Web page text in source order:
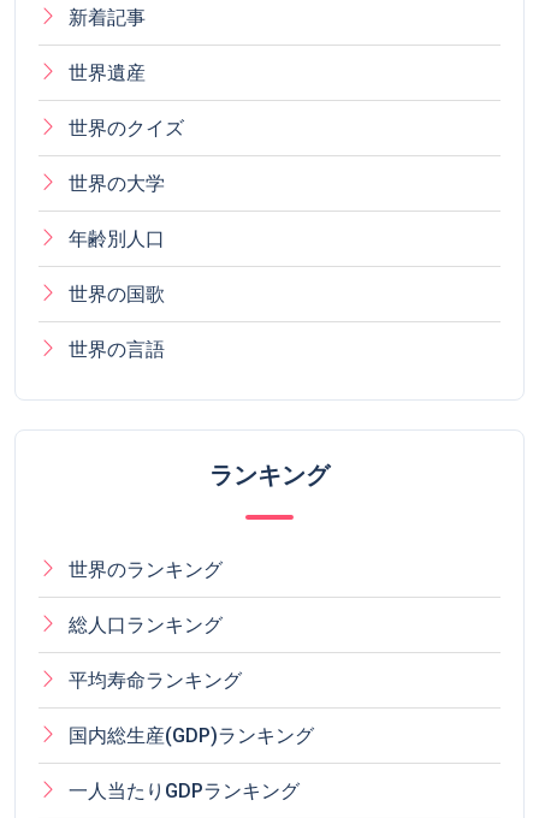
新着記事
世界遺産
世界のクイズ
世界の大学
年齢別人口
世界の国歌
世界の言語
ランキング
世界のランキング
総人口ランキング
平均寿命ランキング
国内総生産(GDP)ランキング
一人当たりGDPランキング